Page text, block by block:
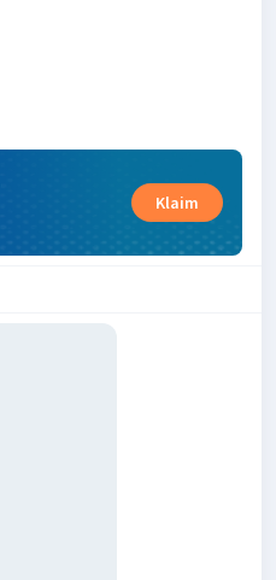
Klaim